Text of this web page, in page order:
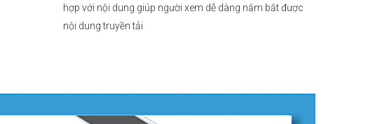
hợp với nội dung giúp người xem dễ dàng nắm bắt được
nội dung truyền tải